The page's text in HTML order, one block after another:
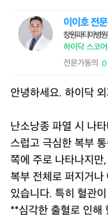
이이호 전
창원파티마병원
하이닥 스코
전문가동의 0
안녕하세요. 하이닥
난소낭종 파열 시 나
스럽고 극심한 복부
쪽에 주로 나타나지
복부 전체로 퍼지거
있습니다. 특히 혈관
**심각한 출혈로 인해